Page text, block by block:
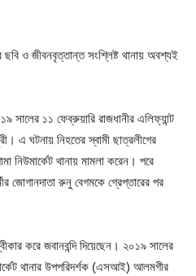
ছবি ও জীবনবৃত্তান্ত সংশ্লিষ্ট থানায় অবশ্যই
সালের ১১ ফেব্রুয়ারি রাজধানীর এলিফ্যান্ট
এ ঘটনায় নিহতের স্বামী ছাত্রলীগের
নিউমার্কেট থানায় মামলা করেন। পরে
জোগানদাতা রুনু বেগমকে গ্রেপ্তারের পর
করে জবানবন্দি দিয়েছেন। ২০১৯ সালের
থানার উপপরিদর্শক (এসআই) আলমগীর